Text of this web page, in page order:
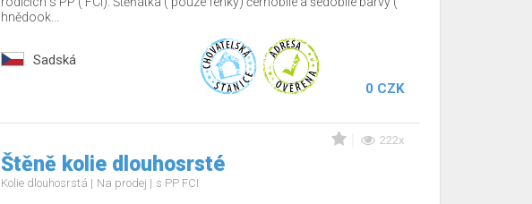
hnědook...
Sadská
0 CZK
222x
Štěně kolie dlouhosrsté
Kolie dlouhosrstá Na prodej s PP FCI